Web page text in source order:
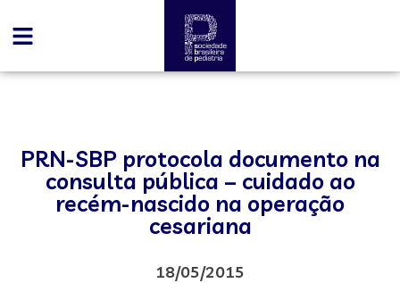
PRN-SBP protocola documento na
consulta pública – cuidado ao
recém-nascido na operação
cesariana
18/05/2015